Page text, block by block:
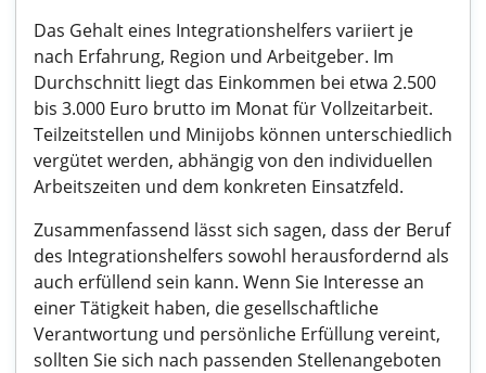
Das Gehalt eines Integrationshelfers variiert je
nach Erfahrung, Region und Arbeitgeber. Im
Durchschnitt liegt das Einkommen bei etwa 2.500
bis 3.000 Euro brutto im Monat für Vollzeitarbeit.
Teilzeitstellen und Minijobs können unterschiedlich
vergütet werden, abhängig von den individuellen
Arbeitszeiten und dem konkreten Einsatzfeld.
Zusammenfassend lässt sich sagen, dass der Beruf
des Integrationshelfers sowohl herausfordernd als
auch erfüllend sein kann. Wenn Sie Interesse an
einer Tätigkeit haben, die gesellschaftliche
Verantwortung und persönliche Erfüllung vereint,
sollten Sie sich nach passenden Stellenangeboten